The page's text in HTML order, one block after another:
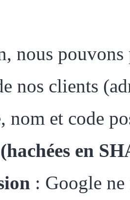
nous pouvons
nos clients
nom et code
en
: Google